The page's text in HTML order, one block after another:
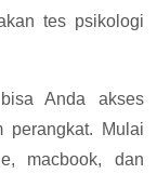
tes psikologi
Anda akses
perangkat. Mulai
macbook, dan